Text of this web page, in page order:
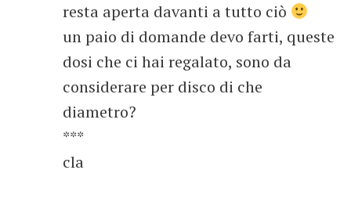
resta aperta davanti a tutto ciò
un paio di domande devo farti, queste
dosi che ci hai regalato, sono da
considerare per disco di che
diametro?
***
cla